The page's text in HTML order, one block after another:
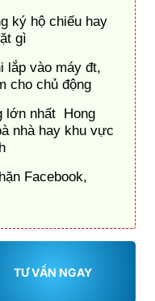
ký hộ chiếu hay
gì
lắp vào máy đt,
cho chủ động
lớn nhất Hong
nhà hay khu vực
Facebook,
TƯ VẤN NGAY